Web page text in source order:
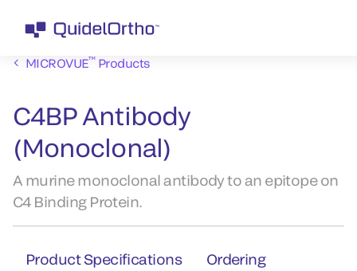
MICROVUE™Products
C4BP Antibody
(Monoclonal)
A murine monoclonal antibody to an epitope on
C4 Binding Protein.
Product Specifications
Ordering